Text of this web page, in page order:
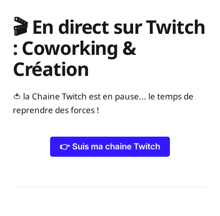
🎬 En direct sur Twitch
: Coworking &
Création
🍅 la Chaine Twitch est en pause... le temps de
reprendre des forces !
👉 Suis ma chaine Twitch